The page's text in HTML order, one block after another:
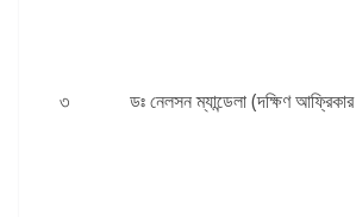
৩
ডঃ নেলসন ম্যান্ডেলা (দক্ষিণ